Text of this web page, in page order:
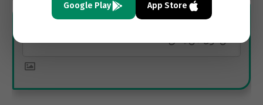
App Store
Google Play